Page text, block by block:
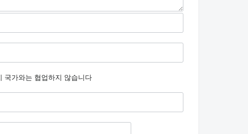
국가와는 협업하지 않습니다